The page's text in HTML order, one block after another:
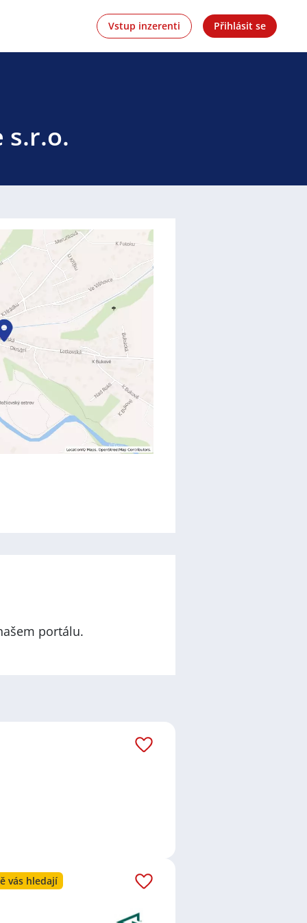
Vstup inzerenti Přihlásit se
s.r.o.
portálu.
vás hledají